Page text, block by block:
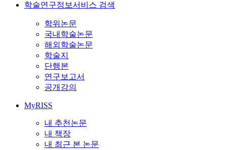
학술연구정보서비스 검색
학위논문
국내학술논문
해외학술논문
학술지
단행본
연구보고서
공개강의
MyRISS
내 추천논문
내 책장
내 최근 본 논문